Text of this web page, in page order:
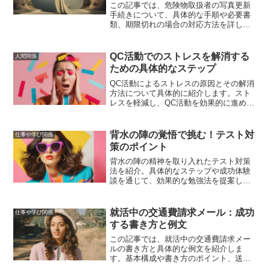
この記事では、危険物取扱者の写真更新
手続きについて、具体的な手順や必要書
類、期限切れの場合の対応方法を詳しく
スムーズに行えるようになります。
人間関係
QC活動でのストレスを解消する
ための具体的なステップ
QC活動によるストレスの原因とその解消
方法について具体的に紹介します。スト
レスを軽減し、QC活動を効果的に進める
仕事や学び関係
背水の陣の覚悟で挑む！テスト対
策のポイント
背水の陣の精神を取り入れたテスト対策
法を紹介。具体的なステップや成功体験
談を通じて、効果的な勉強法を提案しま
仕事や学び関係
就活中の交通費請求メール：成功
する書き方と例文
この記事では、就活中の交通費請求メー
ルの書き方と具体的な例文を紹介しま
す。基本構成や書き方のポイント、送信